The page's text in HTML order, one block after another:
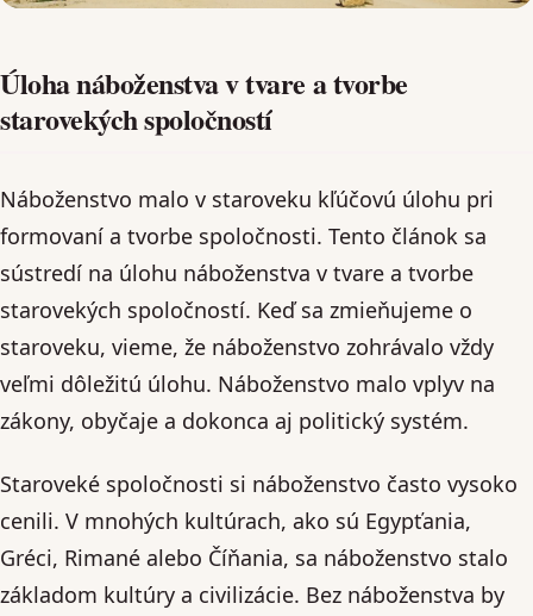
Úloha náboženstva v tvare a tvorbe
starovekých spoločností
Náboženstvo malo v staroveku kľúčovú úlohu pri
formovaní a tvorbe spoločnosti. Tento článok sa
sústredí na úlohu náboženstva v tvare a tvorbe
starovekých spoločností. Keď sa zmieňujeme o
staroveku, vieme, že náboženstvo zohrávalo vždy
veľmi dôležitú úlohu. Náboženstvo malo vplyv na
zákony, obyčaje a dokonca aj politický systém.
Staroveké spoločnosti si náboženstvo často vysoko
cenili. V mnohých kultúrach, ako sú Egypťania,
Gréci, Rimané alebo Číňania, sa náboženstvo stalo
základom kultúry a civilizácie. Bez náboženstva by